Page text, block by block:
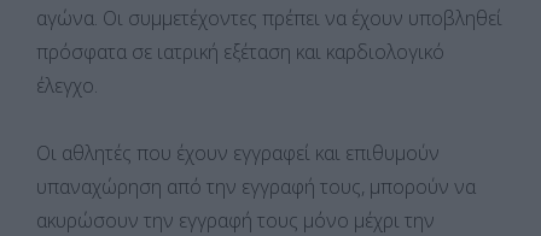
αγώνα. Οι συμμετέχοντες πρέπει να έχουν υποβληθεί
πρόσφατα σε ιατρική εξέταση και καρδιολογικό
έλεγχο.
Οι αθλητές που έχουν εγγραφεί και επιθυμούν
υπαναχώρηση από την εγγραφή τους, μπορούν να
ακυρώσουν την εγγραφή τους μόνο μέχρι την